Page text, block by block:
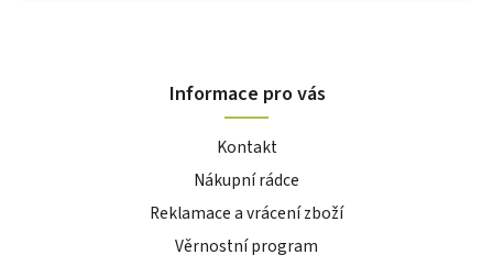
Informace pro vás
Kontakt
Nákupní rádce
Reklamace a vrácení zboží
Věrnostní program